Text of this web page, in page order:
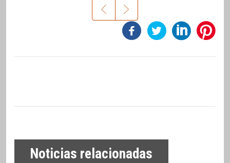
Noticias relacionadas